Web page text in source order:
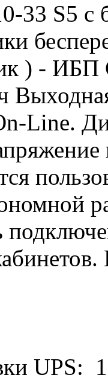
33 S5 с
) - ИБП
Line.
UPS: